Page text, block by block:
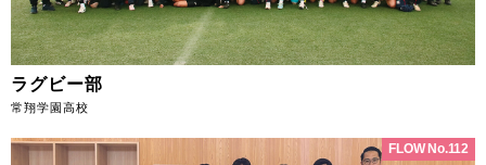
ラグビー部
常翔学園高校
FLOW No.112